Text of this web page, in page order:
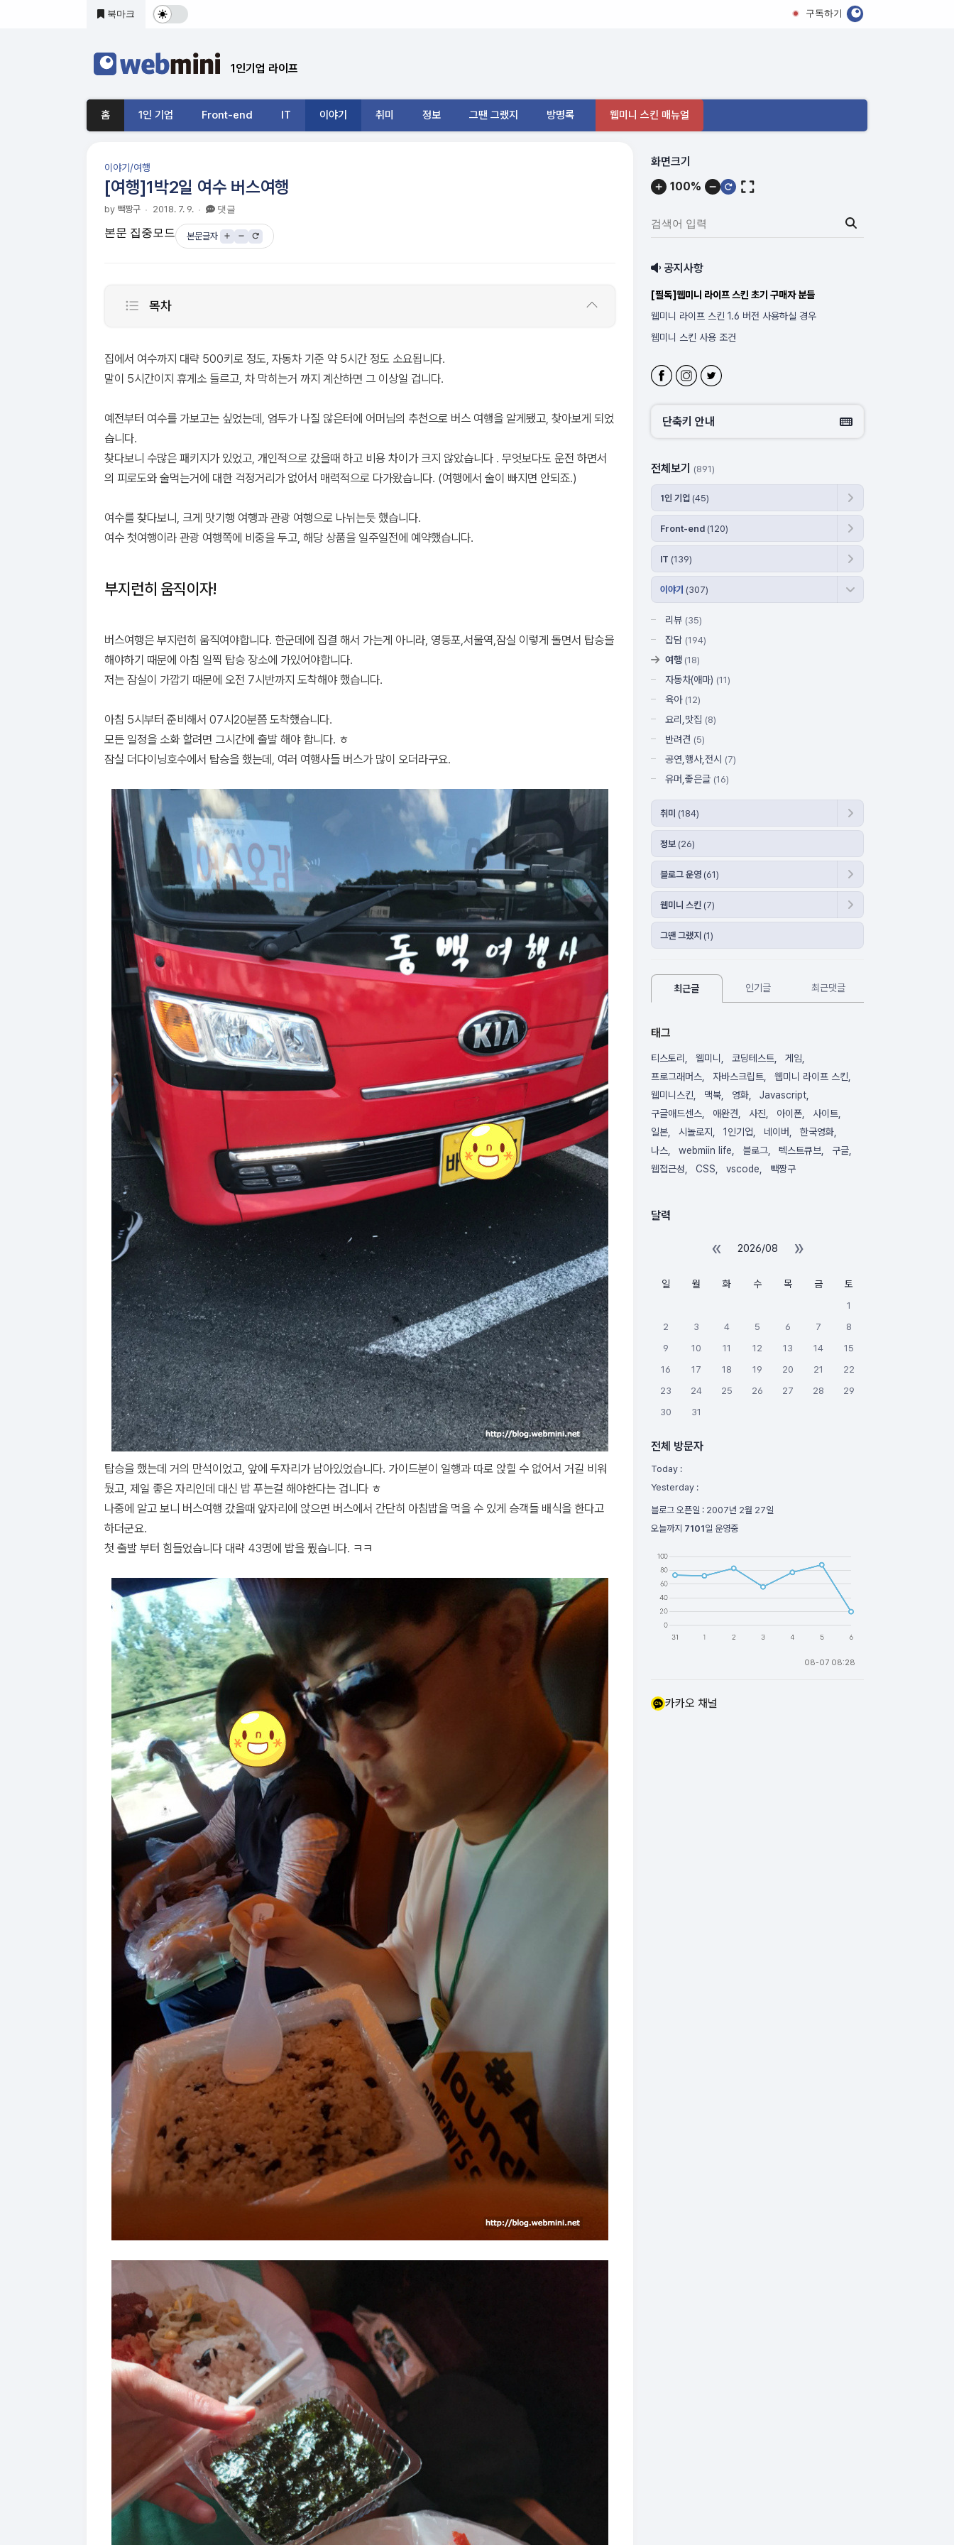
북마크 다
및
기
드
전
구독하기
1인기업 라이프
홈 1인 기업 Front-end IT 이야기 취미 정보 그땐 그랬지 방명록 웹미니 스킨 매뉴얼
이야기/여행
[여행]1박2일 여수 버스여행
by 빽짱구 2018. 7. 9. 댓글
본문 집중모드 본문글자
목차
크루즈와 여수 밤바다
마지막날 - 간장게장, 레일바이크, 흥국사
집에서 여수까지 대략 500키로 정도, 자동차 기준 약 5시간 정도 소요됩니다.
말이 5시간이지 휴게소 들르고, 차 막히는거 까지 계산하면 그 이상일 겁니다.
예전부터 여수를 가보고는 싶었는데, 엄두가 나질 않은터에 어머님의 추천으로 버스 여행을 알게됐고, 찾아보게 되었
습니다.
찾다보니 수많은 패키지가 있었고, 개인적으로 갔을때 하고 비용 차이가 크지 않았습니다 . 무엇보다도 운전 하면서
의 피로도와 술먹는거에 대한 걱정거리가 없어서 매력적으로 다가왔습니다. (여행에서 술이 빠지면 안되죠.)
여수를 찾다보니, 크게 맛기행 여행과 관광 여행으로 나뉘는듯 했습니다.
여수 첫여행이라 관광 여행쪽에 비중을 두고, 해당 상품을 일주일전에 예약했습니다.
부지런히 움직이자!
버스여행은 부지런히 움직여야합니다. 한군데에 집결 해서 가는게 아니라, 영등포,서울역,잠실 이렇게 돌면서 탑승을
해야하기 때문에 아침 일찍 탑승 장소에 가있어야합니다.
저는 잠실이 가깝기 때문에 오전 7시반까지 도착해야 했습니다.
아침 5시부터 준비해서 07시20분쯤 도착했습니다.
모든 일정을 소화 할려면 그시간에 출발 해야 합니다. ㅎ
잠실 더다이닝호수에서 탑승을 했는데, 여러 여행사들 버스가 많이 오더라구요.
탑승을 했는데 거의 만석이었고, 앞에 두자리가 남아있었습니다. 가이드분이 일행과 따로 앉힐 수 없어서 거길 비워
뒀고, 제일 좋은 자리인데 대신 밥 푸는걸 해야한다는 겁니다 ㅎ
나중에 알고 보니 버스여행 갔을때 앞자리에 앉으면 버스에서 간단히 아침밥을 먹을 수 있게 승객들 배식을 한다고
하더군요.
첫 출발 부터 힘들었습니다 대략 43명에 밥을 풨습니다. ㅋㅋ
메
내
화면크기
100%
검
색
입
력:
공지사항
[필독]웹미니 라이프 스킨 초기 구매자 분들
웹미니 라이프 스킨 1.6 버전 사용하실 경우
웹미니 스킨 사용 조건
웹미니 사이트
단축키 안내
전체보기 (891)
1인 기업 (45)
Front-end (120)
IT (139)
이야기 (307)
리뷰 (35)
잡담 (194)
여행 (18)
자동차(애마) (11)
육아 (12)
요리,맛집 (8)
반려견 (5)
공연,행사,전시 (7)
유머,좋은글 (16)
취미 (184)
정보 (26)
블로그 운영 (61)
웹미니 스킨 (7)
그땐 그랬지 (1)
최근글 인기글 최근댓글
태그
티스토리 웹미니 코딩테스트
게임
프로그래머스
자바스크립트
웹미니 라이프 스킨
웹미니스킨
맥북 영화
Javascript
구글애드센스
애완견 사진 아이폰
사이트
일본
시놀로지 1인기업 네이버
한국영화
나스
webmiin life 블로그 텍스트큐브
구글
웹접근성
CSS vscode 빽짱구
달력
« 2026/08 »
일 월 화 수 목 금 토
1
2
3 4 5 6 7
8
9
10 11 12 13 14
15
16
17 18 19 20 21
22
23
24 25 26 27 28
29
30
31
전체 방문자
Today :
Yesterday :
블로그 오픈일 : 2007년 2월 27일
오늘까지 7101일 운영중
08-07 08:28
카카오 채널